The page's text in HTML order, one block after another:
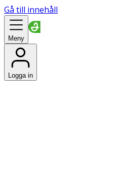
Gå till innehåll
Meny
Logga in